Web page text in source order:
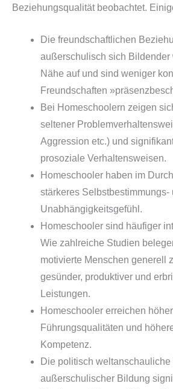
Beziehungsqualität beobachtet.
Die freundschaftlichen
außerschulisch sich Bildender
Nähe auf und sind weniger
Freundschaften
Bei Homeschoolern zeigen
seltener
Aggression etc.) und
prosoziale Verhaltensweisen.
Homeschooler haben im
stärkeres Selbstbestimmungs-
Unabhängigkeitsgefühl.
Homeschooler sind häufiger
Wie zahlreiche Studien
motivierte Menschen generell
gesünder, produktiver und
Leistungen.
Homeschooler erreichen
Führungsqualitäten und
Kompetenz.
Die politisch weltanschauliche
außerschulischer Bildung